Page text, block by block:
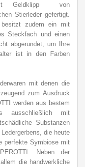
Geldklipp von
Stierleder gefertigt.
zudem ein mit
Steckfach und einen
abgerundet, um Ihre
ist in den Farben
mit denen die
zum Ausdruck
werden aus bestem
ausschließlich mit
Substanzen
die heute
perfekte Symbiose mit
Neben der
die handwerkliche